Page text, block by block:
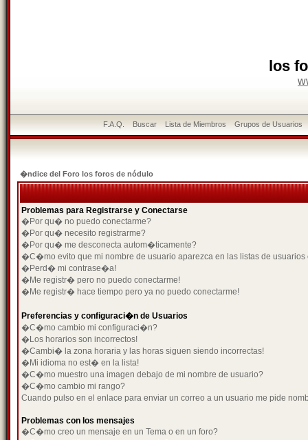
los
F.A.Q. Buscar Lista de Miembros Grupos de Usuarios
�ndice del Foro los foros de nódulo
Problemas para Registrarse y Conectarse
�Por qu� no puedo conectarme?
�Por qu� necesito registrarme?
�Por qu� me desconecta autom�ticamente?
�C�mo evito que mi nombre de usuario aparezca en las listas de usuarios
�Perd� mi contrase�a!
�Me registr� pero no puedo conectarme!
�Me registr� hace tiempo pero ya no puedo conectarme!
Preferencias y configuraci�n de Usuarios
�C�mo cambio mi configuraci�n?
�Los horarios son incorrectos!
�Cambi� la zona horaria y las horas siguen siendo incorrectas!
�Mi idioma no est� en la lista!
�C�mo muestro una imagen debajo de mi nombre de usuario?
�C�mo cambio mi rango?
Cuando pulso en el enlace para enviar un correo a un usuario me pide
Problemas con los mensajes
�C�mo creo un mensaje en un Tema o en un foro?